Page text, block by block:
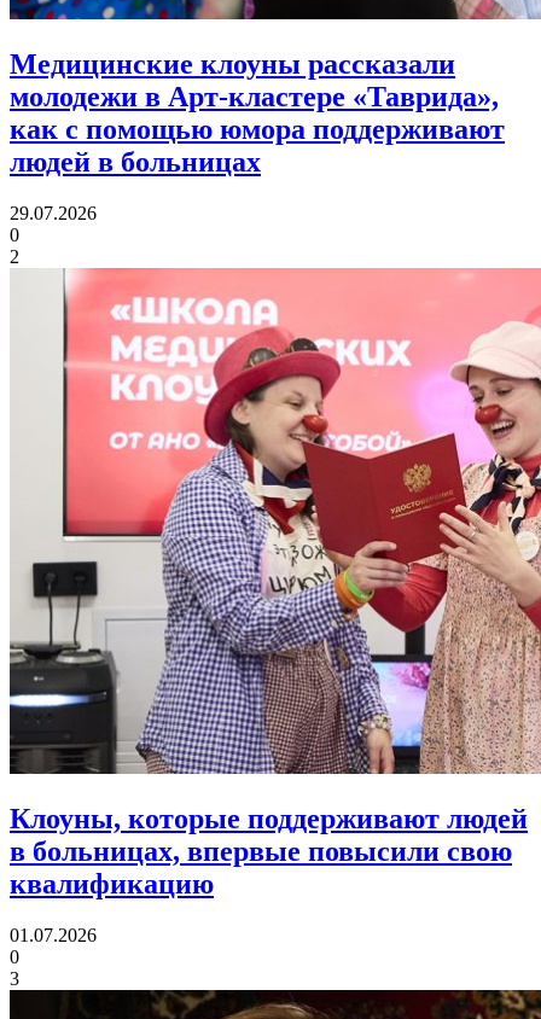
Медицинские клоуны рассказали
молодежи в Арт-кластере «Таврида»,
как с помощью юмора поддерживают
людей в больницах
29.07.2026
0
2
Клоуны, которые поддерживают людей
в больницах, впервые повысили свою
квалификацию
01.07.2026
0
3